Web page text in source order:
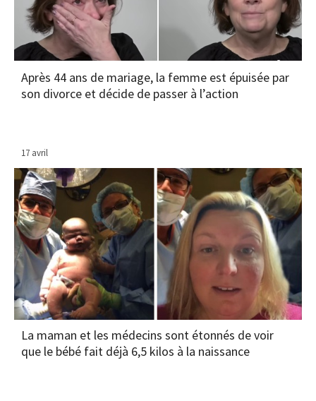
Après 44 ans de mariage, la femme est épuisée par
son divorce et décide de passer à l’action
17 avril
La maman et les médecins sont étonnés de voir
que le bébé fait déjà 6,5 kilos à la naissance